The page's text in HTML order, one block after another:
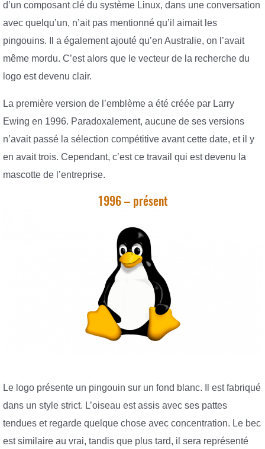
d’un composant clé du système Linux, dans une conversation
avec quelqu’un, n’ait pas mentionné qu’il aimait les
pingouins. Il a également ajouté qu’en Australie, on l’avait
même mordu. C’est alors que le vecteur de la recherche du
logo est devenu clair.
La première version de l’emblème a été créée par Larry
Ewing en 1996. Paradoxalement, aucune de ses versions
n’avait passé la sélection compétitive avant cette date, et il y
en avait trois. Cependant, c’est ce travail qui est devenu la
mascotte de l’entreprise.
1996 – présent
Le logo présente un pingouin sur un fond blanc. Il est fabriqué
dans un style strict. L’oiseau est assis avec ses pattes
tendues et regarde quelque chose avec concentration. Le bec
est similaire au vrai, tandis que plus tard, il sera représenté